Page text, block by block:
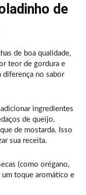
de
de boa qualidade,
teor de gordura e
diferença no sabor
ingredientes
de queijo,
de mostarda. Isso
sua receita.
(como orégano,
um toque aromático e